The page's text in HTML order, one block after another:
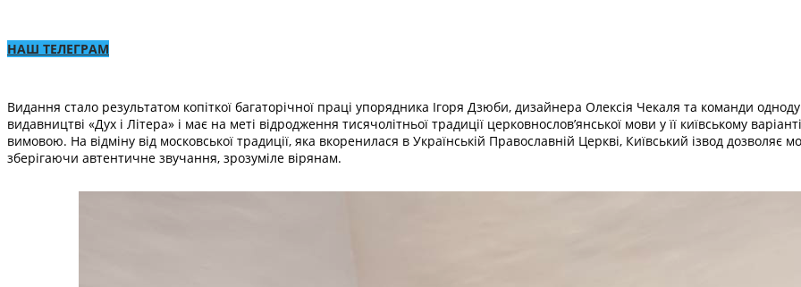
НАШ ТЕЛЕГРАМ
Видання стало результатом копіткої багаторічної праці упорядника Ігоря Дзюби, дизайнера Олексія Чекаля та команди
видавництві «Дух і Літера» і має на меті відродження тисячолітньої традиції церковнослов’янської мови у її київському
вимовою. На відміну від московської традиції, яка вкоренилася в Українській Православній Церкві, Київський ізвод
зберігаючи автентичне звучання, зрозуміле вірянам.